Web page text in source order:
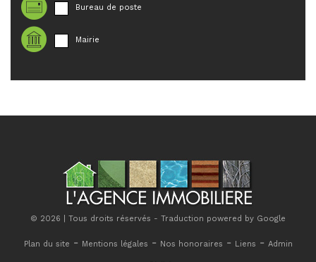
Bureau de poste
Mairie
© 2026 | Tous droits réservés - Traduction powered by Google
Plan du site - Mentions légales - Nos honoraires - Liens - Admin